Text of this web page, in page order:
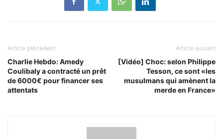
Article précédent
Charlie Hebdo: Amedy
Coulibaly a contracté un prêt
de 6000€ pour financer ses
attentats
Article suivant
[Vidéo] Choc: selon Philippe
Tesson, ce sont «les
musulmans qui amènent la
merde en France»